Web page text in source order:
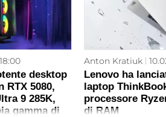
desktop
RTX 5080,
9 285K,
gamma di
Anton Kratiuk
Lenovo ha
laptop
processore
di RAM